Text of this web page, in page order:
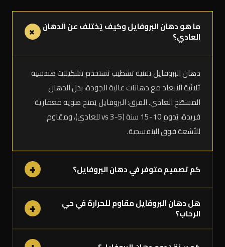
ما هو دهان البروفايل وكيف يَختلف عن الدهان
العادي؟ +
دهان البروفايل تقنية تشطيب تَستخدم تشكيلات هندسية
ثلاثية الأبعاد مع دهانات عالية الجودة، بدل الدهان
المسطّح العادي. الفرق: البروفايل يَمنح هوية معمارية
فريدة، يَدوم 10-15 سنة (vs 3-5 للعادي)، ومقاوم
للأشعة فوق البنفسجية.
كم تصميم متوفر في دهان البروفايل؟ +
هل دهان البروفايل مقاوم للحرارة في حي
الرحاب؟ +